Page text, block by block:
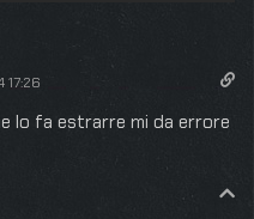
17:26
lo fa estrarre mi da errore